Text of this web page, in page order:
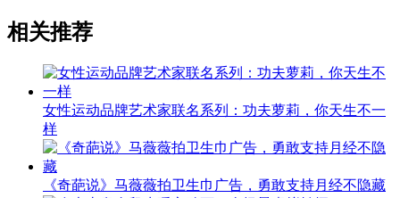
相关推荐
女性运动品牌艺术家联名系列：功夫萝莉，你天生不一
样
《奇葩说》马薇薇拍卫生巾广告，勇敢支持月经不隐藏